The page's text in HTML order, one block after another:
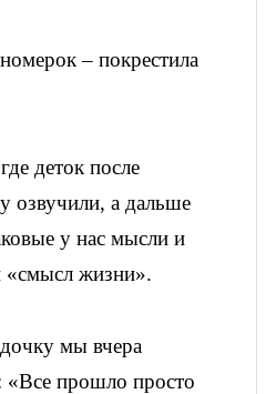
– покрестила
деток после
озвучили, а дальше
у нас мысли и
«смысл жизни».
мы вчера
«Все прошло просто